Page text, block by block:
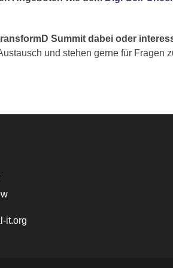
Summit dabei oder
und stehen gerne für Fragen
it.org